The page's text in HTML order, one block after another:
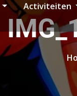
Activiteiten